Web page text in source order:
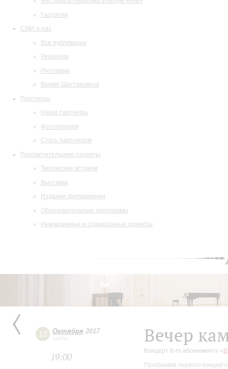
Гастроли
СМИ о нас
Все публикации
Рецензии
Интервью
Время Шостаковича
Партнеры
Наши партнеры
Фотогалерея
Стать партнером
Просветительские проекты
Творческие встречи
Выставки
Издания филармонии
Образовательные программы
Инклюзивные и специальные проекты
18 Октября 2017
среда
19:00
Вечер
Концерт 8-го абонемента «
Программа первого